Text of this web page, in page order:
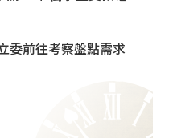
委前往考察盤點需求